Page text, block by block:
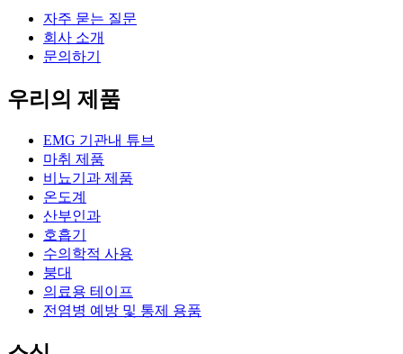
자주 묻는 질문
회사 소개
문의하기
우리의 제품
EMG 기관내 튜브
마취 제품
비뇨기과 제품
온도계
산부인과
호흡기
수의학적 사용
붕대
의료용 테이프
전염병 예방 및 통제 용품